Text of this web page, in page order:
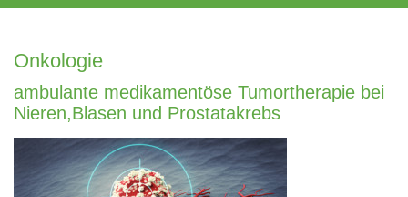
Onkologie
ambulante medikamentöse Tumortherapie bei
Nieren,Blasen und Prostatakrebs